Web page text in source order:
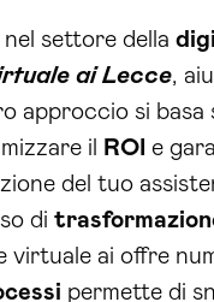
settore della
ai Lecce,
approccio si
il
ROI e
del tuo
di
virtuale ai offre
permette di